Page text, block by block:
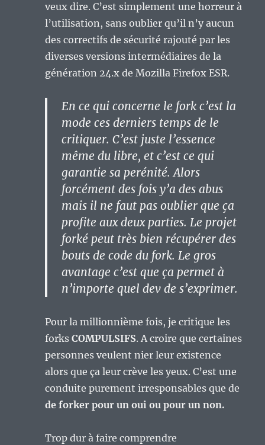
veux dire. C’est simplement une horreur à
l’utilisation, sans oublier qu’il n’y aucun
des correctifs de sécurité rajouté par les
diverses versions intermédiaires de la
génération 24.x de Mozilla Firefox ESR.
En ce qui concerne le fork c’est la
mode ces derniers temps de le
critiquer. C’est juste l’essence
même du libre, et c’est ce qui
garantie sa perénité. Alors
forcément des fois y’a des abus
mais il ne faut pas oublier que ça
profite aux deux parties. Le projet
forké peut très bien récupérer des
bouts de code du fork. Le gros
avantage c’est que ça permet à
n’importe quel dev de s’exprimer.
Pour la millionnième fois, je critique les
forksCOMPULSIFS. A croire que certaines
personnes veulent nier leur existence
alors que ça leur crève les yeux. C’est une
conduite purement irresponsables que de
de forker pour un oui ou pour un non.
Trop dur à faire comprendre